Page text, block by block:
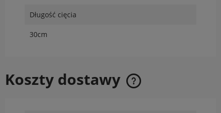
Długość cięcia
30cm
Koszty dostawy
Cena nie zawiera ewentualnych kosztów płatności